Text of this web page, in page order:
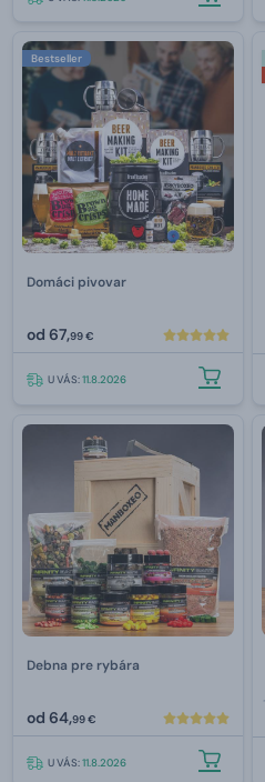
Bestseller
Domáci pivovar
od 67,99 €
U VÁS:11.8.2026
Debna pre rybára
od 64,99 €
U VÁS:11.8.2026